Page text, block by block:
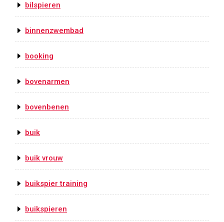
bilspieren
binnenzwembad
booking
bovenarmen
bovenbenen
buik
buik vrouw
buikspier training
buikspieren